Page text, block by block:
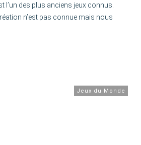
l’un des plus anciens jeux connus.
n’est pas connue mais nous
Jeux du Monde